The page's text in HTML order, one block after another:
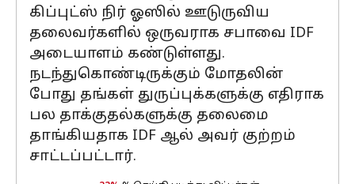
கிப்புட்ஸ் நிர் ஓஸில் ஊடுருவிய
தலைவர்களில் ஒருவராக சபாவை IDF
அடையாளம் கண்டுள்ளது.
நடந்துகொண்டிருக்கும் மோதலின்
போது தங்கள் துருப்புக்களுக்கு எதிராக
பல தாக்குதல்களுக்கு தலைமை
தாங்கியதாக IDF ஆல் அவர் குற்றம்
சாட்டப்பட்டார்.